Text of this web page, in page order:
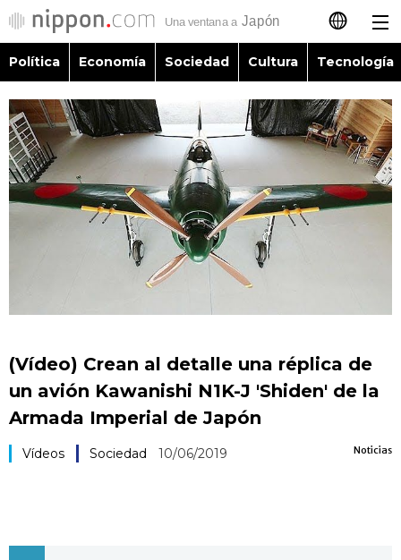
日本語
English
简体字
繁體字
Política
Economía
Tecnología
Vida
Política Economía Sociedad Cultura Tecnología
(Vídeo) Crean al detalle una réplica de
un avión Kawanishi N1K-J 'Shiden' de la
Armada Imperial de Japón
Noticias
Vídeos Sociedad 10/06/2019